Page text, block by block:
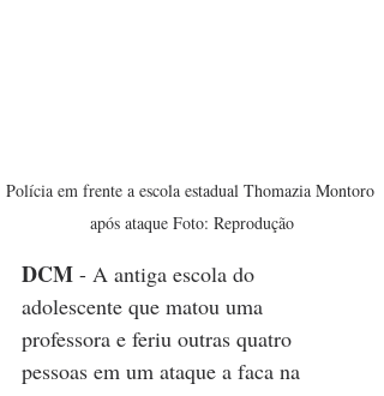
Polícia em frente a escola estadual Thomazia Montoro
após ataque Foto: Reprodução
DCM - A antiga escola do
adolescente que matou uma
professora e feriu outras quatro
pessoas em um ataque a faca na